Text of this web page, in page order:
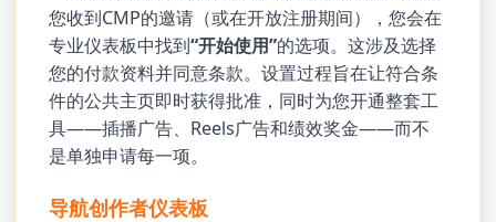
您收到CMP的邀请（或在开放注册期间），您会在
专业仪表板中找到“开始使用”的选项。这涉及选择
您的付款资料并同意条款。设置过程旨在让符合条
件的公共主页即时获得批准，同时为您开通整套工
具——插播广告、Reels广告和绩效奖金——而不
是单独申请每一项。
导航创作者仪表板